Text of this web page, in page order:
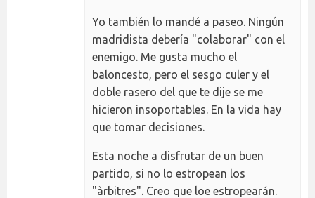
Yo también lo mandé a paseo. Ningún
madridista debería "colaborar" con el
enemigo. Me gusta mucho el
baloncesto, pero el sesgo culer y el
doble rasero del que te dije se me
hicieron insoportables. En la vida hay
que tomar decisiones.
Esta noche a disfrutar de un buen
partido, si no lo estropean los
"àrbitres". Creo que loe estropearán.